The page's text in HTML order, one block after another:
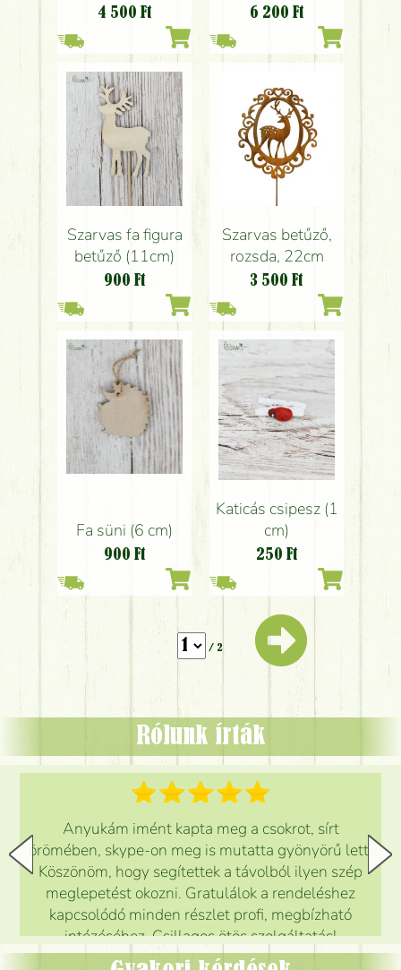
4 500 Ft 6 200 Ft
Szarvas fa figura
betűző (11cm)
900 Ft
Szarvas betűző,
rozsda, 22cm
3 500 Ft
Fa süni (6 cm)
900 Ft
Katicás csipesz (1
cm)
250 Ft
/ 2
Rólunk írták
Anyukám imént kapta meg a csokrot, sírt
örömében, skype-on meg is mutatta gyönyörű lett.
Köszönöm, hogy segítettek a távolból ilyen szép
meglepetést okozni. Gratulálok a rendeléshez
kapcsolódó minden részlet profi, megbízható
intézéséhez. Csillagos ötös szolgáltatás!
Mónika